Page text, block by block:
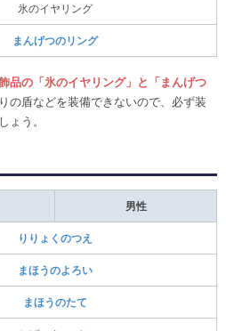
氷のイヤリング
まんげつのリング
品の「氷のイヤリング」と「まんげつ
の盾などを装備できないので、必ず装
ょう。
男性
りりょくのつえ
まほうのよろい
まほうのたて